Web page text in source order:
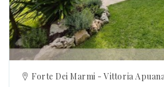
Forte Dei Marmi - Vittoria